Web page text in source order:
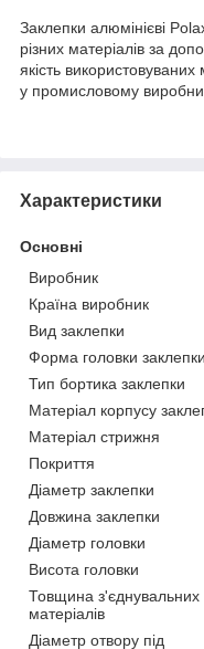
Заклепки алюмінієві
різних матеріалів за
якість
у промисловому
Характеристики
Основні
Виробник
Країна виробник
Вид заклепки
Форма головки заклепки
Тип бортика заклепки
Матеріал корпусу
Матеріал стрижня
Покриття
Діаметр заклепки
Довжина заклепки
Діаметр головки
Висота головки
Товщина з'єднувальних
матеріалів
Діаметр отвору під